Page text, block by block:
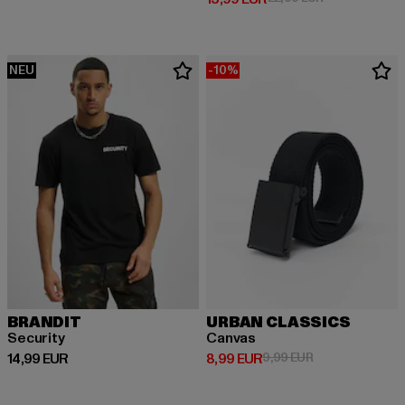
NEU
BRANDIT
Security
14,99 EUR
Derzeitiger Preis: 14,99 EUR
-10%
URBAN CLASSICS
Canvas
8,99 EUR
Derzeitiger Preis: 8,99 EUR
9,99 EURAktionspreis: